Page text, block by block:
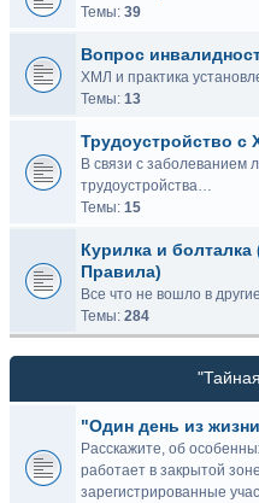
Темы: 39
Вопрос
ХМЛ и практика
Темы: 13
Трудоустройство с
В связи с заболеванием
трудоустройства…
Темы: 15
Курилка и болталка
Правила)
Все что не вошло в
Темы: 284
"Один день из
Расскажите, об
работает в закрытой
зарегистрированные